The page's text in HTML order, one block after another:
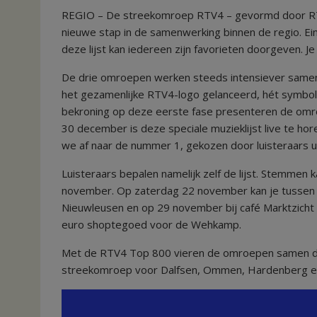
REGIO – De streekomroep RTV4 – gevormd door
nieuwe stap in de samenwerking binnen de regio.
deze lijst kan iedereen zijn favorieten doorgeven.
De drie omroepen werken steeds intensiever
het gezamenlijke RTV4-logo gelanceerd, hét
bekroning op deze eerste fase presenteren de
30 december is deze speciale muzieklijst live te
we af naar de nummer 1, gekozen door luisteraars
Luisteraars bepalen namelijk zelf de lijst.
november. Op zaterdag 22 november kan je
Nieuwleusen en op 29 november bij café
euro shoptegoed voor de Wehkamp.
Met de RTV4 Top 800 vieren de omroepen
streekomroep voor Dalfsen, Ommen, Hardenberg